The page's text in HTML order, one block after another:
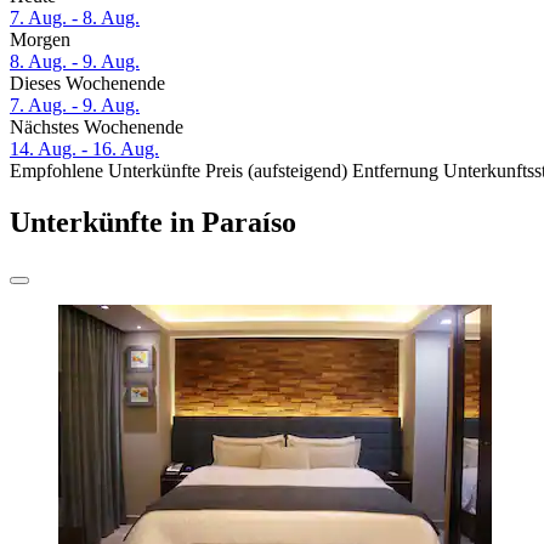
7. Aug. - 8. Aug.
Morgen
8. Aug. - 9. Aug.
Dieses Wochenende
7. Aug. - 9. Aug.
Nächstes Wochenende
14. Aug. - 16. Aug.
Empfohlene Unterkünfte Preis (aufsteigend) Entfernung
Unterkünfte in Paraíso